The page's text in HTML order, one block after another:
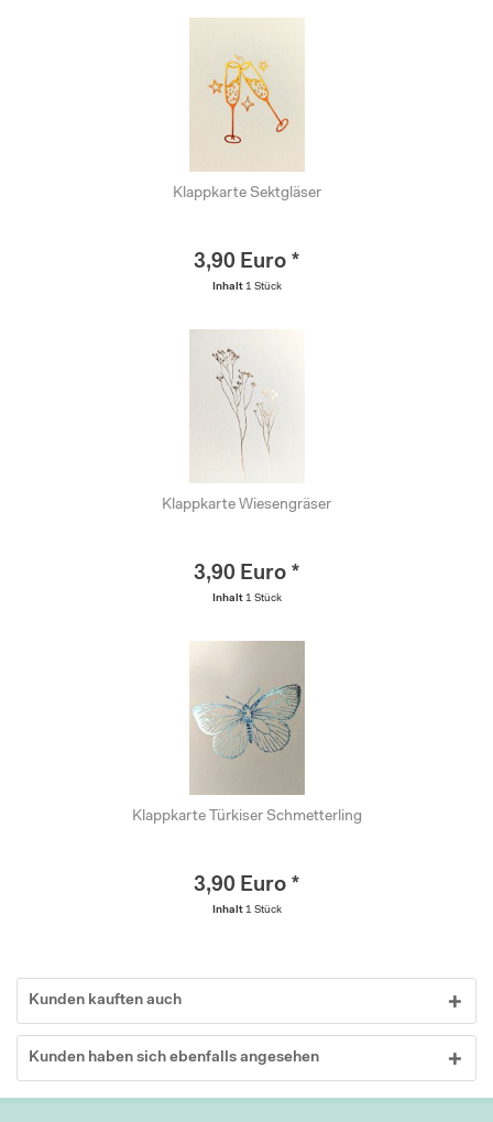
Klappkarte Sektgläser
3,90 Euro *
Inhalt 1 Stück
Klappkarte Wiesengräser
3,90 Euro *
Inhalt 1 Stück
Klappkarte Türkiser Schmetterling
3,90 Euro *
Inhalt 1 Stück
Kunden kauften auch
Kunden haben sich ebenfalls angesehen